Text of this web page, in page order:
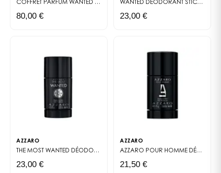
COFFRET PARFUM WANTED FOREVER ELIXIR
80,00 €
WANTED DÉODORANT STICK
23,00 €
AZZARO
THE MOST WANTED DÉODORANT STICK DÉODORANT STICK
23,00 €
AZZARO
AZZARO POUR HOMME DÉODORANT STICK
21,50 €